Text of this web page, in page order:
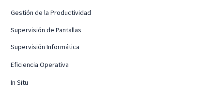
Gestión de la Productividad
Supervisión de Pantallas
Supervisión Informática
Eficiencia Operativa
In Situ